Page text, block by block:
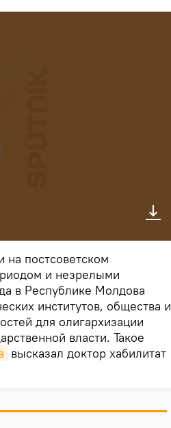
на постсоветском
и незрелыми
в Республике Молдова
институтов, общества и
для олигархизации
власти. Такое
высказал доктор хабилитат